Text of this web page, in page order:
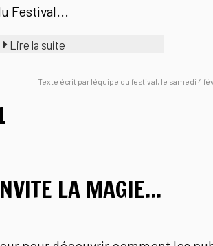
Festival...
Lire la suite
Texte écrit par l'équipe du festival, le samedi 4
LA MAGIE...